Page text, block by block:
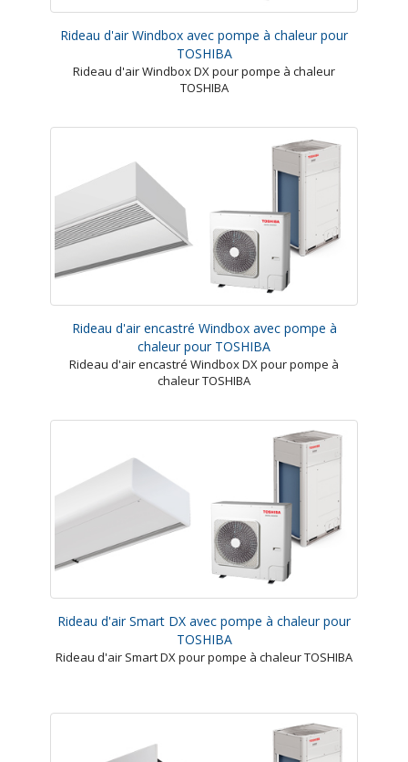
Rideau d'air Windbox avec pompe à chaleur pour
TOSHIBA
Rideau d'air Windbox DX pour pompe à chaleur
TOSHIBA
Rideau d'air encastré Windbox avec pompe à
chaleur pour TOSHIBA
Rideau d'air encastré Windbox DX pour pompe à
chaleur TOSHIBA
Rideau d'air Smart DX avec pompe à chaleur pour
TOSHIBA
Rideau d'air Smart DX pour pompe à chaleur TOSHIBA